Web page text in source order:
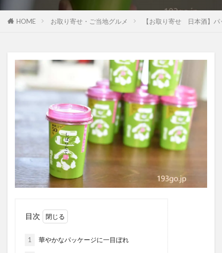
HOME お取り寄せ・ご当地グルメ 【お取り寄せ 日本酒】
目次
1 華やかなパッケージに一目ぼれ